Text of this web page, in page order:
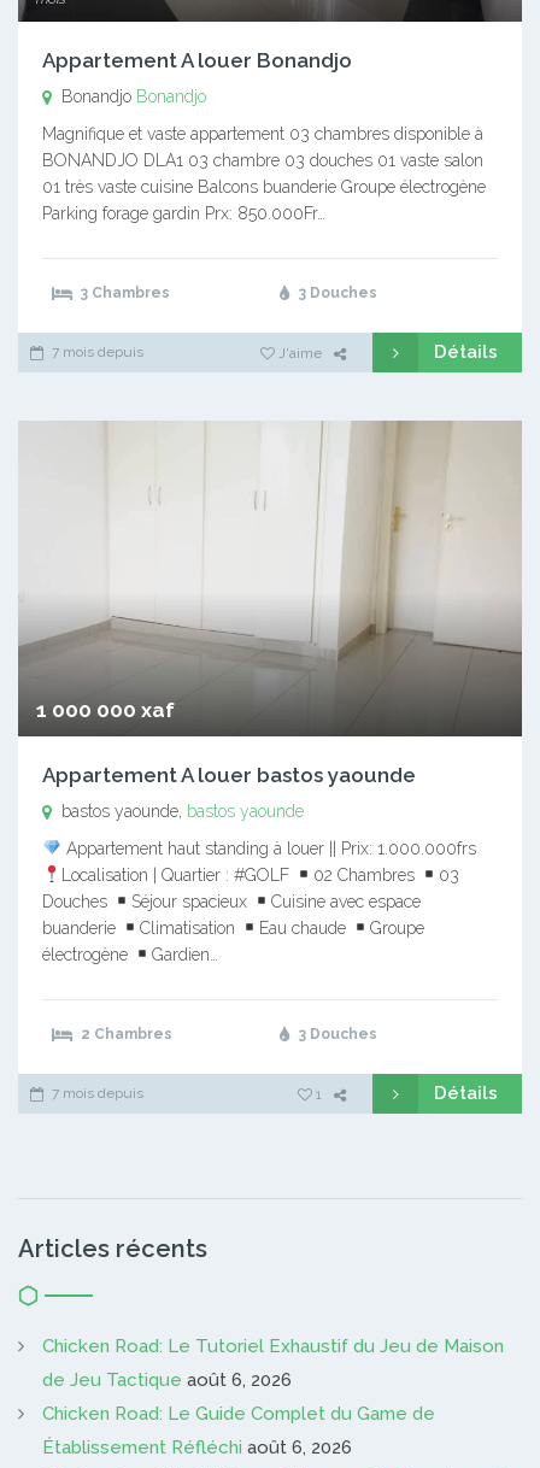
Appartement A louer Bonandjo
Bonandjo Bonandjo
Magnifique et vaste appartement 03 chambres disponible à
BONANDJO DLA1 03 chambre 03 douches 01 vaste salon
01 très vaste cuisine Balcons buanderie Groupe électrogène
Parking forage gardin Prx: 850.000Fr…
3 Chambres 3 Douches
7 mois depuis J'aime Détails
1 000 000 xaf
Appartement A louer bastos yaounde
bastos yaounde, bastos yaounde
Appartement haut standing à louer || Prix: 1.000.000frs
Localisation | Quartier : #GOLF
02 Chambres
03
Douches
Séjour spacieux
Cuisine avec espace
buanderie
Climatisation Eau chaude
Groupe
électrogène
Gardien…
2 Chambres 3 Douches
7 mois depuis 1 Détails
Articles récents
Chicken Road: Le Tutoriel Exhaustif du Jeu de Maison
de Jeu Tactique août 6, 2026
Chicken Road: Le Guide Complet du Game de
Établissement Réfléchi août 6, 2026